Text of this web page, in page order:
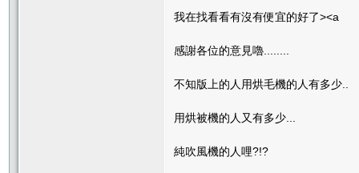
我在找看看有沒有便宜的好了><a
感謝各位的意見嚕........
不知版上的人用烘毛機的人有多少..
用烘被機的人又有多少...
純吹風機的人哩?!?